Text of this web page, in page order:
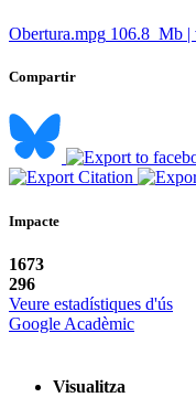
Obertura.mpg 106.8 Mb |
Compartir
Impacte
1673
296
Veure estadístiques d'ús
Google Acadèmic
Visualitza